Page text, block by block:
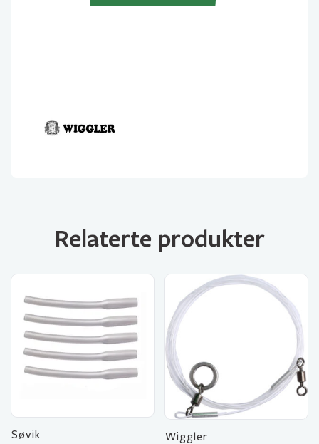
Relaterte produkter
Søvik
Wiggler